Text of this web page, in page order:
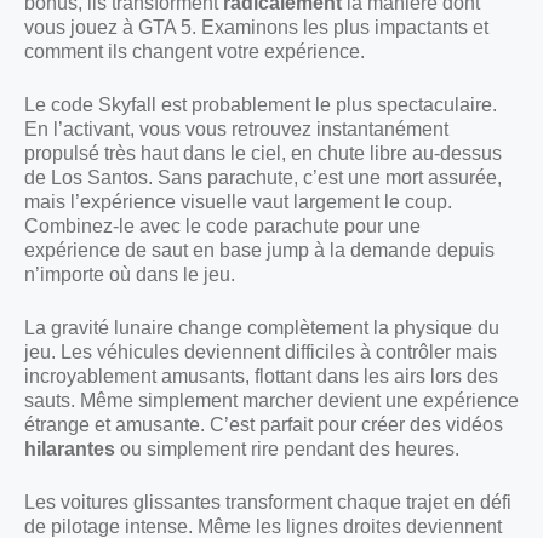
vous jouez à GTA 5. Examinons les plus impactants et
comment ils changent votre expérience.
Le code Skyfall est probablement le plus spectaculaire.
En l’activant, vous vous retrouvez instantanément
propulsé très haut dans le ciel, en chute libre au-dessus
de Los Santos. Sans parachute, c’est une mort assurée,
mais l’expérience visuelle vaut largement le coup.
Combinez-le avec le code parachute pour une
expérience de saut en base jump à la demande depuis
n’importe où dans le jeu.
La gravité lunaire change complètement la physique du
jeu. Les véhicules deviennent difficiles à contrôler mais
incroyablement amusants, flottant dans les airs lors des
sauts. Même simplement marcher devient une expérience
étrange et amusante. C’est parfait pour créer des vidéos
hilarantes ou simplement rire pendant des heures.
Les voitures glissantes transforment chaque trajet en défi
de pilotage intense. Même les lignes droites deviennent